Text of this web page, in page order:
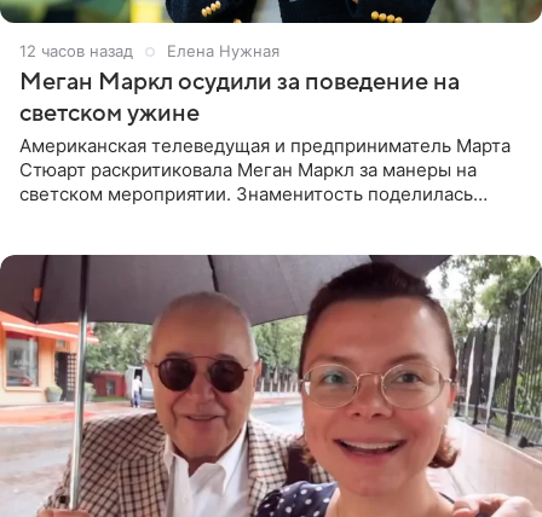
12 часов назад Елена Нужная
Меган Маркл осудили за поведение на
светском ужине
Американская телеведущая и предприниматель Марта
Стюарт раскритиковала Меган Маркл за манеры на
светском мероприятии. Знаменитость поделилась